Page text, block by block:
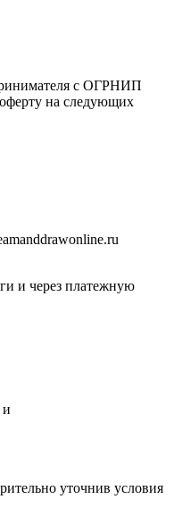
с ОГРНИП
на следующих
и через платежную
и
уточнив условия